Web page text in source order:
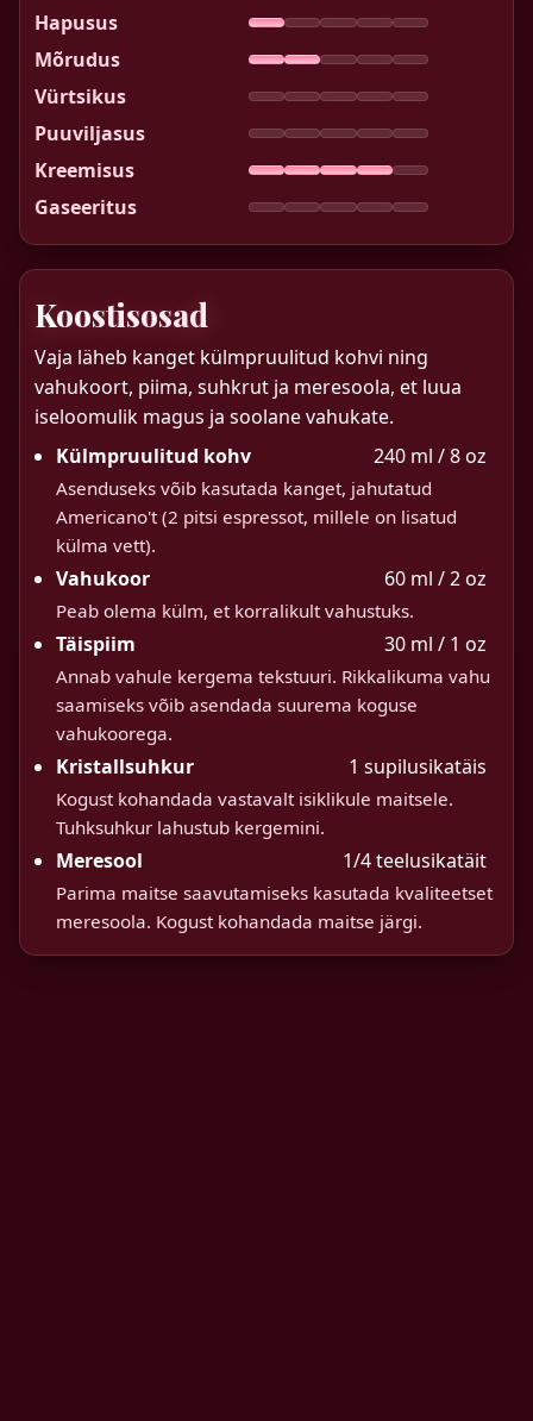
Hapusus
Mõrudus
Vürtsikus
Puuviljasus
Kreemisus
Gaseeritus
Koostisosad
Vaja läheb kanget külmpruulitud kohvi ning
vahukoort, piima, suhkrut ja meresoola, et luua
iseloomulik magus ja soolane vahukate.
Külmpruulitud kohv
240 ml / 8 oz
Asenduseks võib kasutada kanget, jahutatud
Americano't (2 pitsi espressot, millele on lisatud
külma vett).
Vahukoor 60 ml / 2 oz
Peab olema külm, et korralikult vahustuks.
Täispiim 30 ml / 1 oz
Annab vahule kergema tekstuuri. Rikkalikuma vahu
saamiseks võib asendada suurema koguse
vahukoorega.
Kristallsuhkur 1 supilusikatäis
Kogust kohandada vastavalt isiklikule maitsele.
Tuhksuhkur lahustub kergemini.
Meresool 1/4 teelusikatäit
Parima maitse saavutamiseks kasutada kvaliteetset
meresoola. Kogust kohandada maitse järgi.